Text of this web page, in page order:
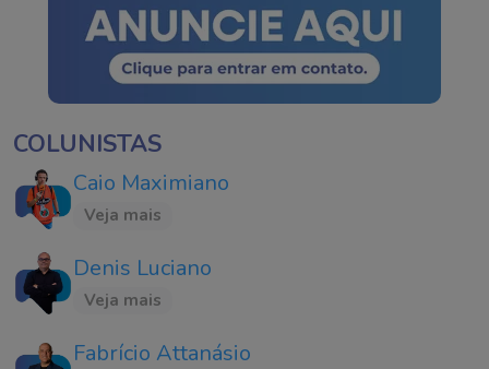
COLUNISTAS
Caio Maximiano
Veja mais
Denis Luciano
Veja mais
Fabrício Attanásio